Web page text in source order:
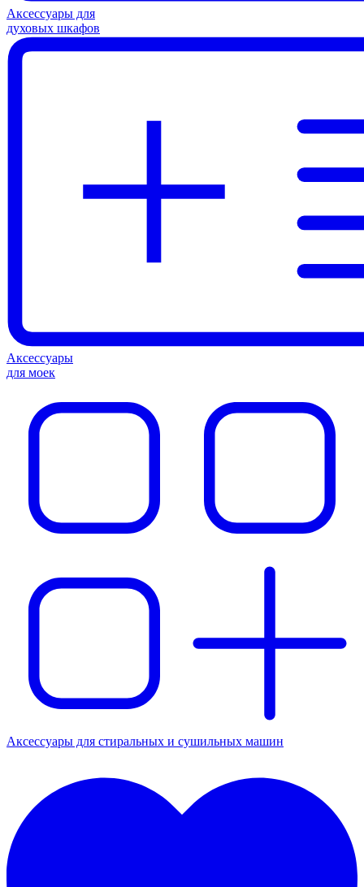
Аксессуары для
духовых шкафов
Аксессуары
для моек
Аксессуары для стиральных и сушильных машин